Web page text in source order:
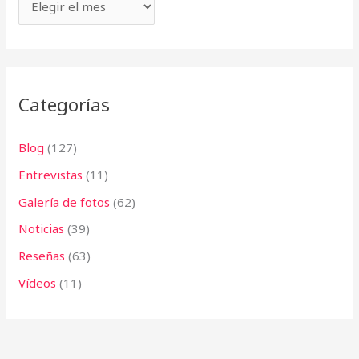
o
Categorías
Blog (127)
Entrevistas (11)
Galería de fotos (62)
Noticias (39)
Reseñas (63)
Vídeos (11)